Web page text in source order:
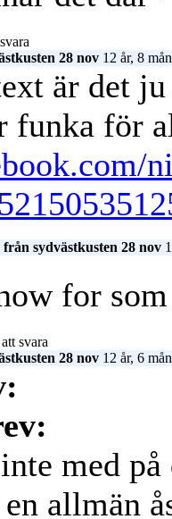
28 nov 12 år, 8
är det
funka för
sydvästkusten 28 nov
for
svara
28 nov 12 år, 6
med
en allmän